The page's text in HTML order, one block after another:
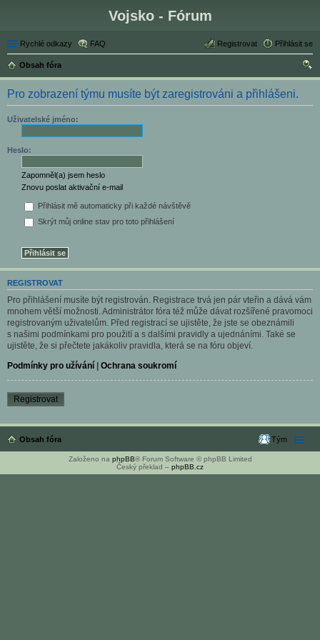
Vojsko - Fórum
Rychlé odkazy FAQ Přihlásit se
Registrovat
Obsah fóra
led
Pro zobrazení týmu musíte být zaregistrováni a přihlášeni.
Uživatelské jméno:
Heslo:
Zapomněl(a) jsem heslo
Znovu poslat aktivační e-mail
Přihlásit mě automaticky při každé návštěvě
Skrýt můj online stav pro toto přihlášení
REGISTROVAT
Pro přihlášení musíte být registrován. Registrace trvá jen pár vteřin a dává vám
mnohem větší možnosti. Administrátor fóra též může dávat rozšířené pravomoci
registrovaným uživatelům. Před registrací se ujistěte, že jste se obeznámili
s našimi podmínkami pro použití a s dalšími pravidly a ujednáními. Také se
ujistěte, že si přečtete jakákoliv pravidla, která se na fóru objeví.
Podmínky pro užívání | Ochrana soukromí
Registrovat
Obsah fóra Tým
Založeno na phpBB® Forum Software © phpBB Limited
Český překlad – phpBB.cz